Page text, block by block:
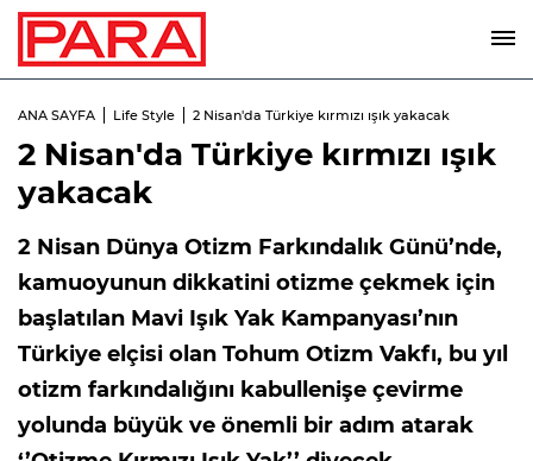
ANA SAYFA Life Style 2 Nisan'da Türkiye kırmızı ışık yakacak
2 Nisan'da Türkiye kırmızı ışık
yakacak
2 Nisan Dünya Otizm Farkındalık Günü’nde,
kamuoyunun dikkatini otizme çekmek için
başlatılan Mavi Işık Yak Kampanyası’nın
Türkiye elçisi olan Tohum Otizm Vakfı, bu yıl
otizm farkındalığını kabullenişe çevirme
yolunda büyük ve önemli bir adım atarak